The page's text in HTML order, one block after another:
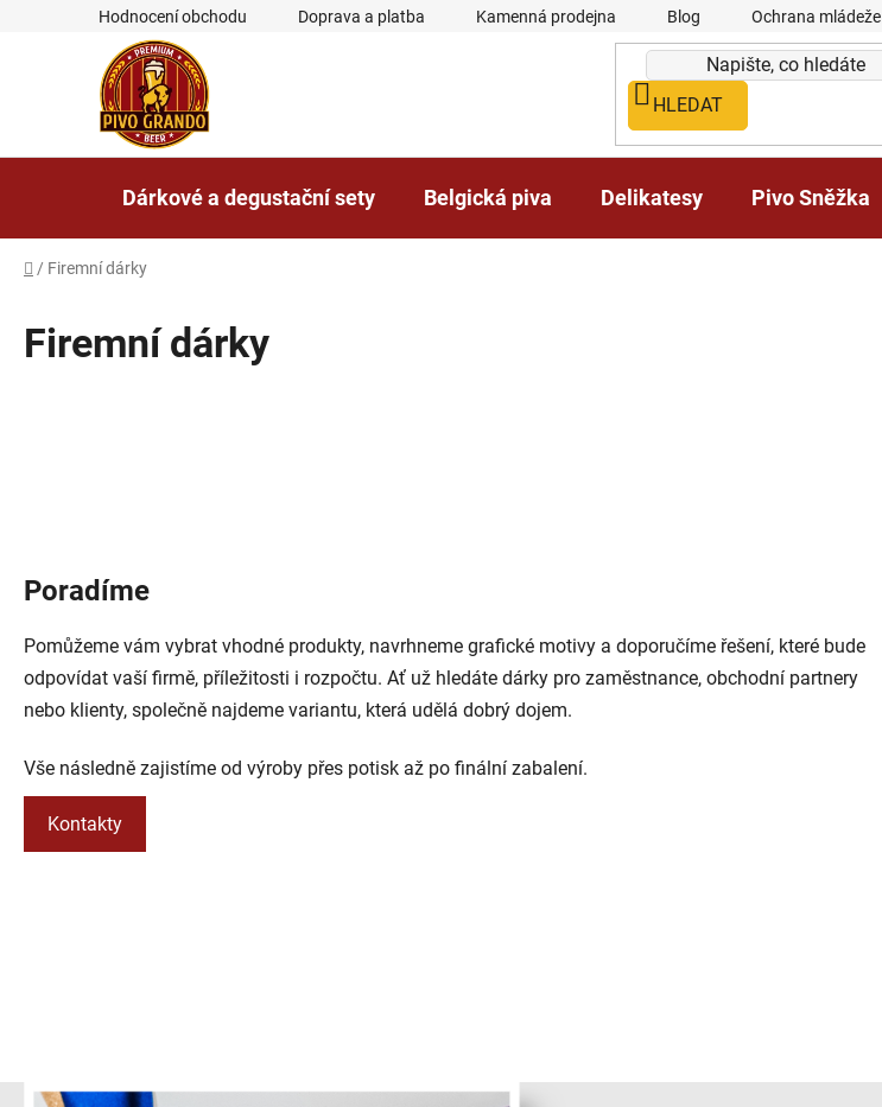
Hodnocení obchodu Doprava a platba Kamenná prodejna Blog Ochrana mládeže
HLEDAT
Dárkové a degustační sety Belgická piva Delikatesy Pivo Sněžka
Domů
/ Firemní dárky
Firemní dárky
Poradíme
Pomůžeme vám vybrat vhodné produkty, navrhneme grafické motivy a doporučíme řešení, které bude
odpovídat vaší firmě, příležitosti i rozpočtu. Ať už hledáte dárky pro zaměstnance, obchodní partnery
nebo klienty, společně najdeme variantu, která udělá dobrý dojem.
Vše následně zajistíme od výroby přes potisk až po finální zabalení.
Kontakty